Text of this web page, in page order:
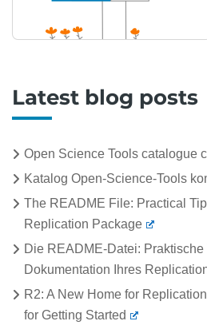
Latest blog posts
Open Science Tools catalogue
Katalog Open-Science-Tools
The README File: Practical
Replication Package
Die README-Datei: Praktische
Dokumentation Ihres
R2: A New Home for
for Getting Started